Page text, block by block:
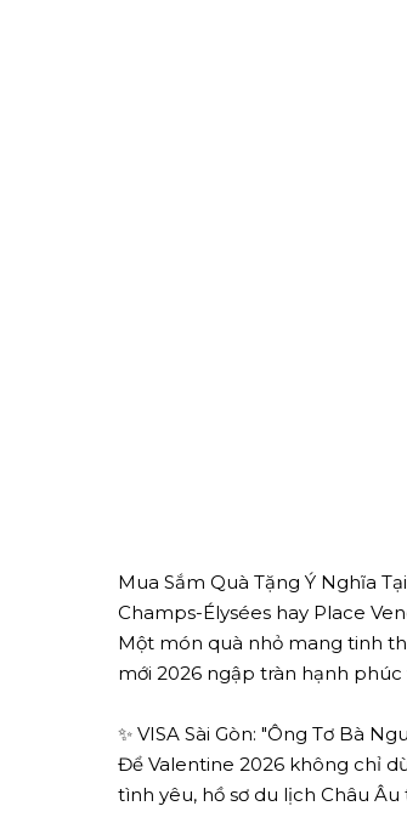
Mua Sắm Quà Tặng Ý Nghĩa
Champs-Élysées hay Place
Một món quà nhỏ mang tinh
mới 2026 ngập tràn hạnh phúc
✨ VISA Sài Gòn: "Ông Tơ Bà
Để Valentine 2026 không chỉ
tình yêu, hồ sơ du lịch Châu